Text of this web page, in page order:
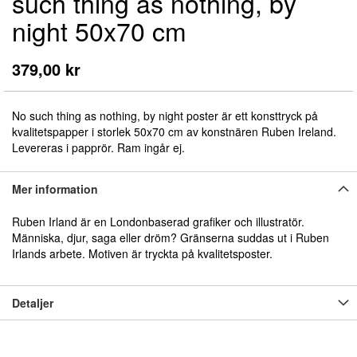
night 50x70 cm
379,00 kr
No such thing as nothing, by night poster är ett konsttryck på
kvalitetspapper i storlek 50x70 cm av konstnären Ruben Ireland.
Levereras i papprör. Ram ingår ej.
av
bildgalleriet
Mer information
Ruben Irland är en Londonbaserad grafiker och illustratör.
Människa, djur, saga eller dröm? Gränserna suddas ut i Ruben
Irlands arbete. Motiven är tryckta på kvalitetsposter.
Detaljer